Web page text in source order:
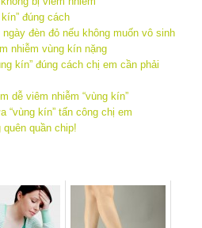
đúng cách
đèn đỏ nếu không muốn vô sinh
nhiễm vùng kín nặng
kín” đúng cách chị em cần phải
dễ viêm nhiễm “vùng kín”
“vùng kín” tấn công chị em
quên quần chip!